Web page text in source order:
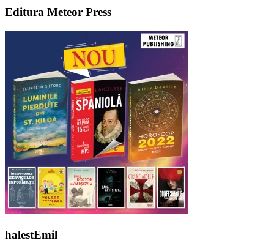
Editura Meteor Press
halestEmil